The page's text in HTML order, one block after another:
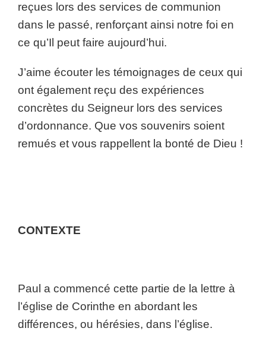
reçues lors des services de communion
dans le passé, renforçant ainsi notre foi en
ce qu’Il peut faire aujourd’hui.
J’aime écouter les témoignages de ceux qui
ont également reçu des expériences
concrètes du Seigneur lors des services
d’ordonnance. Que vos souvenirs soient
remués et vous rappellent la bonté de Dieu !
CONTEXTE
Paul a commencé cette partie de la lettre à
l’église de Corinthe en abordant les
différences, ou hérésies, dans l’église.